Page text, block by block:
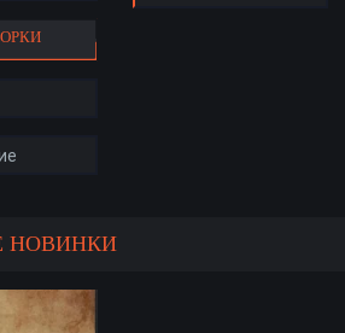
НОВИНКИ